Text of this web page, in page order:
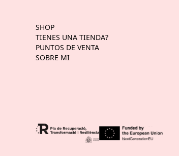
SHOP
TIENES UNA TIENDA?
PUNTOS DE VENTA
SOBRE MI